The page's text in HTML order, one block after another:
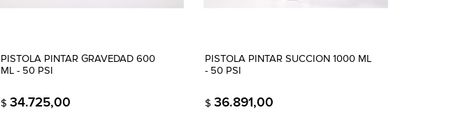
PISTOLA PINTAR GRAVEDAD 600
ML - 50 PSI
$ 34.725,00
PISTOLA PINTAR SUCCION 1000 ML
- 50 PSI
$ 36.891,00